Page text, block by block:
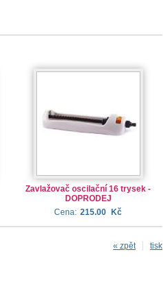
Zavlažovač oscilační 16 trysek -
DOPRODEJ
Cena: 215.00 Kč
tisk
« zpět